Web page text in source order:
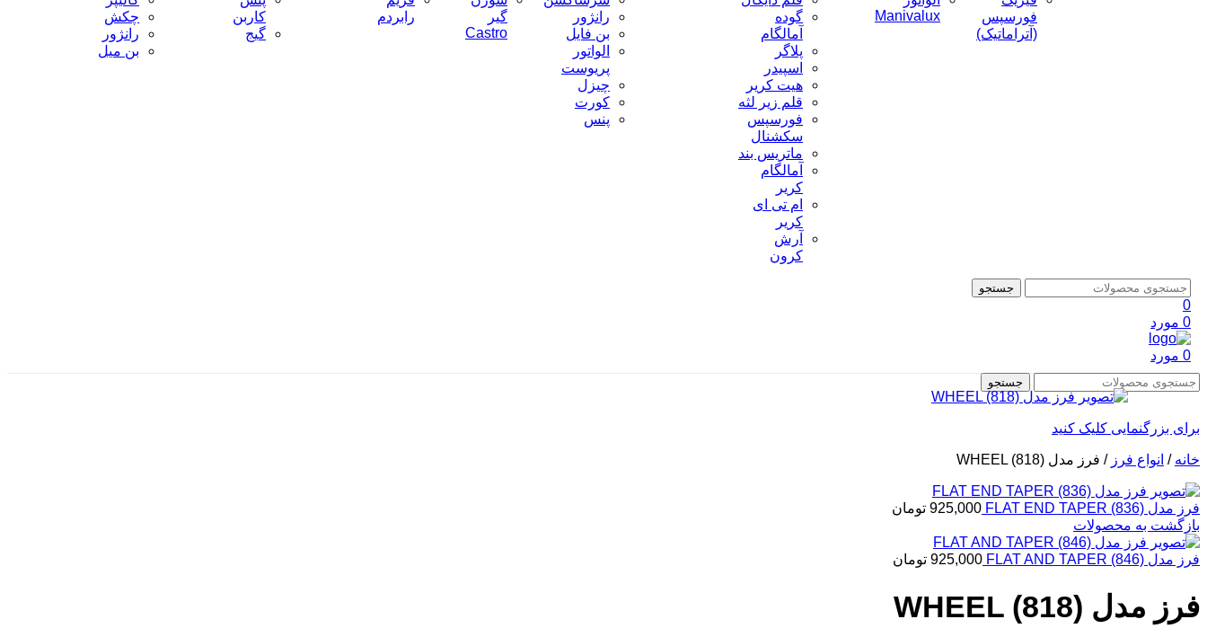
فورسپس
(آتراماتیک)
Manivalux
گوده
آمالگام
پلاگر
اسپیدر
هیت کریر
قلم زیر لثه
فورسپس
سکشنال
ماتریس بند
آمالگام
کریر
ام تی ای
کریر
آرش
کرون
رانژور
بن فایل
الواتور
پریوست
چیزل
کورت
پنس
گیر
Castro
رابردم
کاربن
گیج
چکش
رانژور
بن میل
جستجو
0
0 مورد
0 مورد
جستجو
برای بزرگنمایی کلیک کنید
خانه / انواع فرز / فرز مدل WHEEL (818)
فرز مدل FLAT END TAPER (836) 925,000 تومان
بازگشت به محصولات
فرز مدل FLAT AND TAPER (846) 925,000 تومان
فرز مدل WHEEL (818)